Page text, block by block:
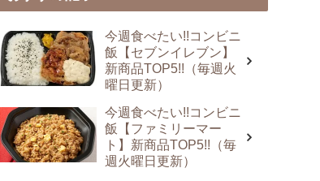
今週食べたい!!コンビニ
飯【セブンイレブン】
新商品TOP5!!（毎週火
曜日更新）
今週食べたい!!コンビニ
飯【ファミリーマー
ト】新商品TOP5!!（毎
週火曜日更新）